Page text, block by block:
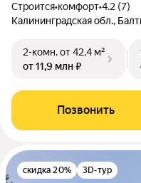
Строится•комфорт•4.2 (7)
Калининградская обл.,
2-комн.от 42,4 м²
от 11,9 млн ₽
Позвонить
скидка 20% 3D-тур